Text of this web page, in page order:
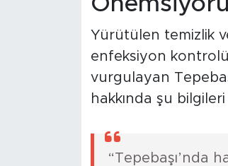
Yürütülen temizlik
enfeksiyon
vurgulayan
hakkında şu
“Tepebaşı’nda